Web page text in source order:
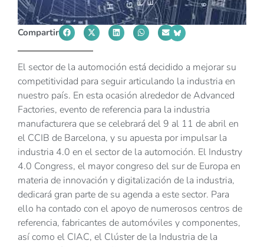
Compartir
El sector de la automoción está decidido a mejorar su
competitividad para seguir articulando la industria en
nuestro país. En esta ocasión alrededor de Advanced
Factories, evento de referencia para la industria
manufacturera que se celebrará del 9 al 11 de abril en
el CCIB de Barcelona, y su apuesta por impulsar la
industria 4.0 en el sector de la automoción. El Industry
4.0 Congress, el mayor congreso del sur de Europa en
materia de innovación y digitalización de la industria,
dedicará gran parte de su agenda a este sector. Para
ello ha contado con el apoyo de numerosos centros de
referencia, fabricantes de automóviles y componentes,
así como el CIAC, el Clúster de la Industria de la